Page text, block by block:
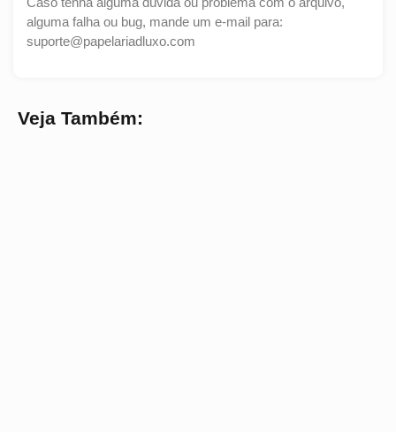
alguma falha ou bug, mande um e-mail para:
suporte@papelariadluxo.com
Veja Também: